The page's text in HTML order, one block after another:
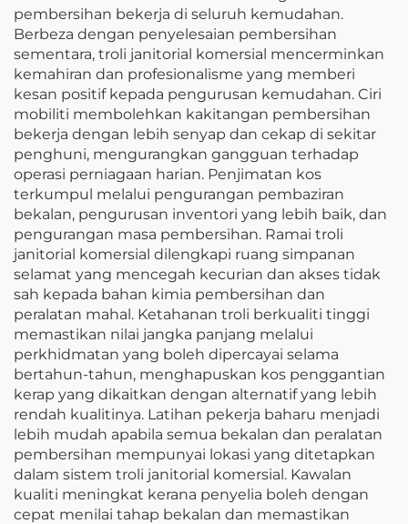
pembersihan bekerja di seluruh kemudahan.
Berbeza dengan penyelesaian pembersihan
sementara, troli janitorial komersial mencerminkan
kemahiran dan profesionalisme yang memberi
kesan positif kepada pengurusan kemudahan. Ciri
mobiliti membolehkan kakitangan pembersihan
bekerja dengan lebih senyap dan cekap di sekitar
penghuni, mengurangkan gangguan terhadap
operasi perniagaan harian. Penjimatan kos
terkumpul melalui pengurangan pembaziran
bekalan, pengurusan inventori yang lebih baik, dan
pengurangan masa pembersihan. Ramai troli
janitorial komersial dilengkapi ruang simpanan
selamat yang mencegah kecurian dan akses tidak
sah kepada bahan kimia pembersihan dan
peralatan mahal. Ketahanan troli berkualiti tinggi
memastikan nilai jangka panjang melalui
perkhidmatan yang boleh dipercayai selama
bertahun-tahun, menghapuskan kos penggantian
kerap yang dikaitkan dengan alternatif yang lebih
rendah kualitinya. Latihan pekerja baharu menjadi
lebih mudah apabila semua bekalan dan peralatan
pembersihan mempunyai lokasi yang ditetapkan
dalam sistem troli janitorial komersial. Kawalan
kualiti meningkat kerana penyelia boleh dengan
cepat menilai tahap bekalan dan memastikan